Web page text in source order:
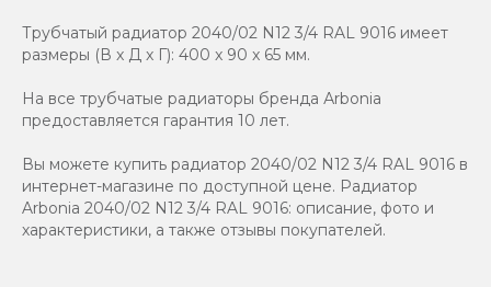
Трубчатый радиатор 2040/02 N12 3/4 RAL 9016 имеет
размеры (В x Д x Г): 400 x 90 x 65 мм.
На все трубчатые радиаторы бренда Аrbonia
предоставляется гарантия 10 лет.
Вы можете купить радиатор 2040/02 N12 3/4 RAL 9016 в
интернет-магазине по доступной цене. Радиатор
Arbonia 2040/02 N12 3/4 RAL 9016: описание, фото и
характеристики, а также отзывы покупателей.